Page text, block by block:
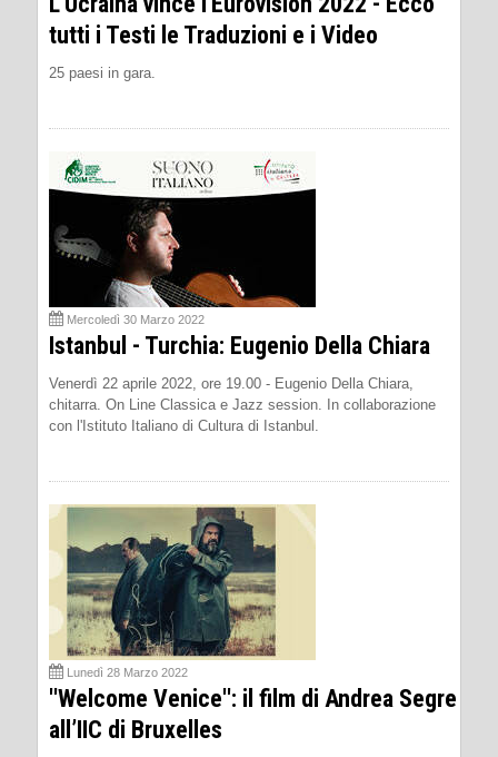
tutti i Testi le Traduzioni e i Video
25 paesi in gara.
Mercoledì 30 Marzo 2022
Istanbul - Turchia: Eugenio Della Chiara
Venerdì 22 aprile 2022, ore 19.00 - Eugenio Della Chiara,
chitarra. On Line Classica e Jazz session. In collaborazione
con l'Istituto Italiano di Cultura di Istanbul.
Lunedì 28 Marzo 2022
''Welcome Venice'': il film di Andrea Segre
all’IIC di Bruxelles